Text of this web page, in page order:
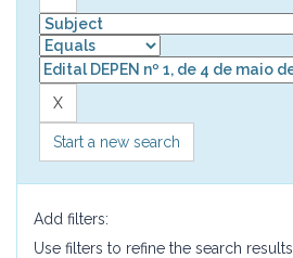
Start a new search
Add filters:
Use filters to refine the search results.